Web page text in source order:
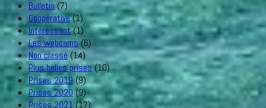
Bulletin(7)
Coopérative(1)
Intéressant(1)
Les webcams(6)
Non classé (14)
Plus belles prises(10)
Prises 2019(9)
Prises 2020(9)
Prises 2021 (17)